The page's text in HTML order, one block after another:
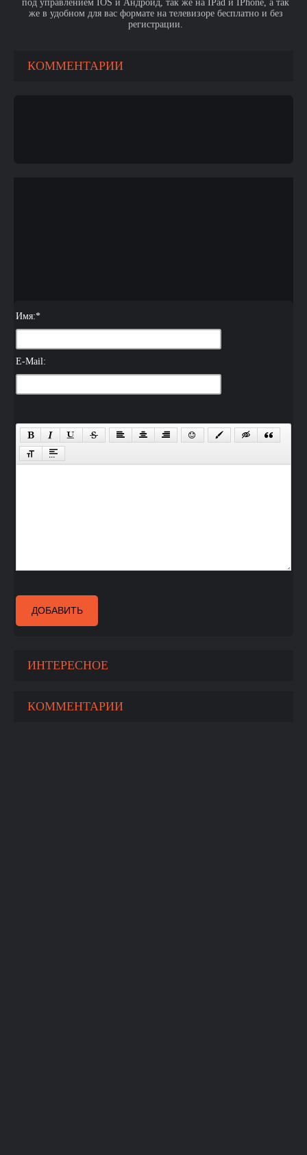
под управлением IOS и Андроид, так же на IPad и IPhone, а так
же в удобном для вас формате на телевизоре бесплатно и без
регистрации.
КОММЕНТАРИИ
Имя:*
E-Mail:
ДОБАВИТЬ
ИНТЕРЕСНОЕ
КОММЕНТАРИИ